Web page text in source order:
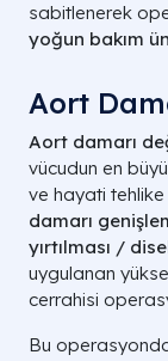
sabitlenerek
yoğun bakım
Aort
Aort damarı
vücudun en
ve hayati
damarı
yırtılması /
uygulanan
cerrahisi
Bu